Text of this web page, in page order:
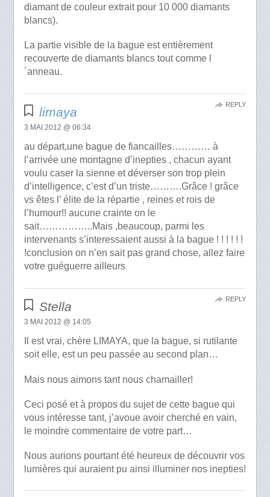
diamant de couleur extrait pour 10 000 diamants
blancs).
La partie visible de la bague est entièrement
recouverte de diamants blancs tout comme l
´anneau.
limaya
3 MAI 2012 @ 06:34
au départ,une bague de fiancailles………… à
l’arrivée une montagne d’inepties , chacun ayant
voulu caser la sienne et déverser son trop plein
d’intelligence, c’est d’un triste……….Grâce ! grâce
vs êtes l’ élite de la répartie , reines et rois de
l’humour!! aucune crainte on le
sait……………..Mais ,beaucoup, parmi les
intervenants s’interessaient aussi à la bague ! ! ! ! ! !
!conclusion on n’en sait pas grand chose, allez faire
votre guéguerre ailleurs
REPLY
Stella
3 MAI 2012 @ 14:05
Il est vrai, chère LIMAYA, que la bague, si rutilante
soit elle, est un peu passée au second plan…
Mais nous aimons tant nous chamailler!
Ceci posé et à propos du sujet de cette bague qui
vous intéresse tant, j’avoue avoir cherché en vain,
le moindre commentaire de votre part…
Nous aurions pourtant été heureux de découvrir vos
lumières qui auraient pu ainsi illuminer nos inepties!
REPLY